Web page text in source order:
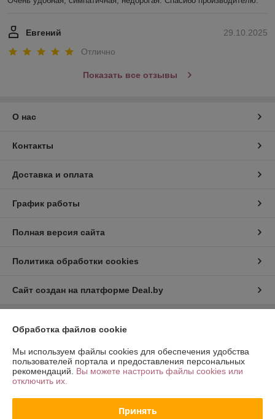
29.10.2025
Евгений
Отлично
Показать все отзывы
О нас
Контакты
Доставка и оплата
График работы
Полная версия сайта
Политика обработки cookies
Сайт создан на платформе Deal.by
Информация для покупателя
Юридическое лицо:ООО «Хот Трэйд»
г. Минск, Партизанский пр-т 168/2, пом. 27
Регистрационный номер ЕГР: 192775681
УНП: 192775681
Регистрационный орган: Минский Горисполком
Обработка файлов cookie
Мы используем файлы cookies для обеспечения удобства
пользователей портала и предоставления персональных
рекомендаций. Вы можете настроить файлы cookies или
отключить их.
Принять